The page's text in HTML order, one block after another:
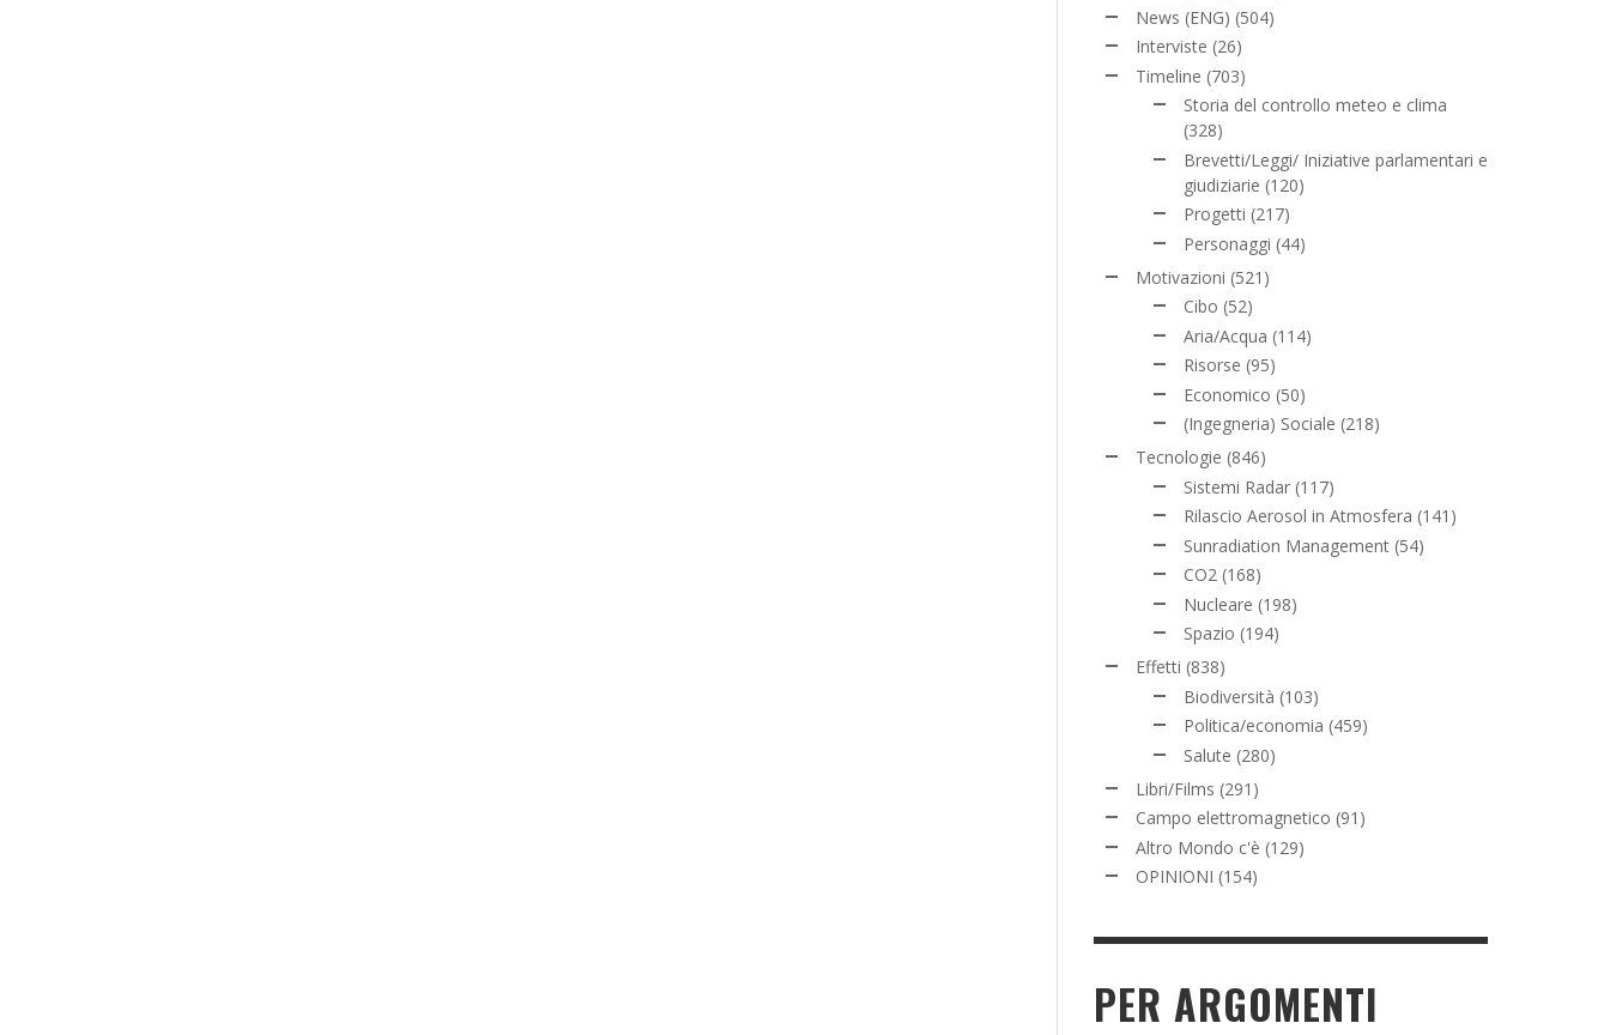
News (ENG) (504)
Interviste (26)
Timeline (703)
Storia del controllo meteo e clima
(328)
Brevetti/Leggi/ Iniziative parlamentari e
giudiziarie (120)
Progetti (217)
Personaggi (44)
Motivazioni (521)
Cibo (52)
Aria/Acqua (114)
Risorse (95)
Economico (50)
(Ingegneria) Sociale (218)
Tecnologie (846)
Sistemi Radar (117)
Rilascio Aerosol in Atmosfera (141)
Sunradiation Management (54)
CO2 (168)
Nucleare (198)
Spazio (194)
Effetti (838)
Biodiversità (103)
Politica/economia (459)
Salute (280)
Libri/Films (291)
Campo elettromagnetico (91)
Altro Mondo c'è (129)
OPINIONI (154)
PER ARGOMENTI